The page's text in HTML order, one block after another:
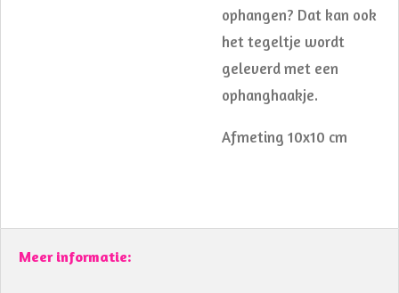
ophangen? Dat kan ook
het tegeltje wordt
geleverd met een
ophanghaakje.
Afmeting 10x10 cm
Meer informatie: